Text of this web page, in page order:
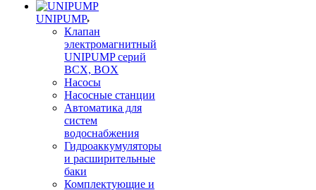
UNIPUMP
Клапан
электромагнитный
UNIPUMP серий
BCX, BOX
Насосы
Насосные станции
Автоматика для
систем
водоснабжения
Гидроаккумуляторы
и расширительные
баки
Комплектующие и